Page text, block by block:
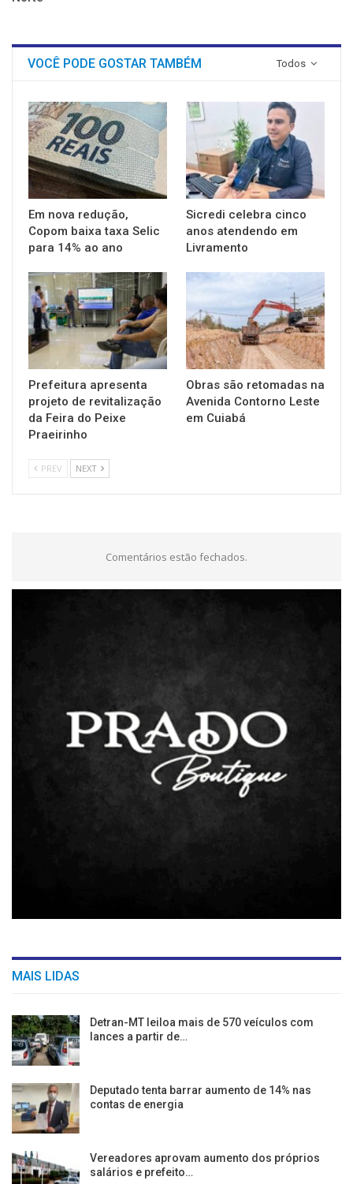
Todos
VOCÊ PODE GOSTAR TAMBÉM
Em nova redução,
Copom baixa taxa Selic
para 14% ao ano
Sicredi celebra cinco
anos atendendo em
Livramento
Prefeitura apresenta
projeto de revitalização
da Feira do Peixe
Praeirinho
Obras são retomadas na
Avenida Contorno Leste
em Cuiabá
PREV NEXT
Comentários estão fechados.
MAIS LIDAS
Detran-MT leiloa mais de 570 veículos com
lances a partir de…
Deputado tenta barrar aumento de 14% nas
contas de energia
Vereadores aprovam aumento dos próprios
salários e prefeito…